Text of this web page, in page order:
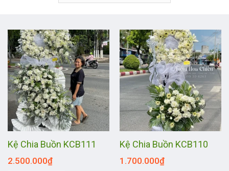
Kệ Chia Buồn KCB111
2.500.000₫
Kệ Chia Buồn KCB110
1.700.000₫